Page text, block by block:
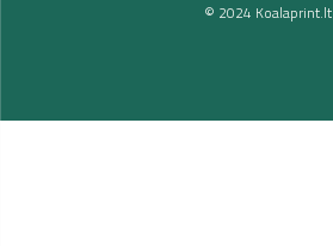
© 2024 Koalaprint.lt